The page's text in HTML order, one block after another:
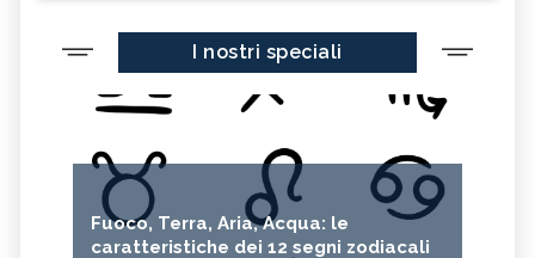
I nostri speciali
Fuoco, Terra, Aria, Acqua: le
caratteristiche dei 12 segni zodiacali